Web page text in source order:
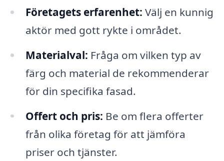
Företagets erfarenhet: Välj en kunnig
aktör med gott rykte i området.
Materialval: Fråga om vilken typ av
färg och material de rekommenderar
för din specifika fasad.
Offert och pris: Be om flera offerter
från olika företag för att jämföra
priser och tjänster.